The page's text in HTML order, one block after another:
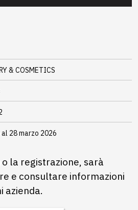
& COSMETICS
al 28 marzo 2026
la registrazione, sarà
e consultare informazioni
azienda.